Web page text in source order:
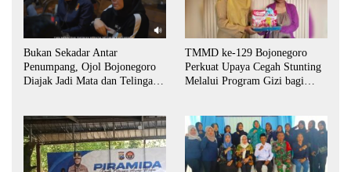
Bukan Sekadar Antar
Penumpang, Ojol Bojonegoro
Diajak Jadi Mata dan Telinga
TMMD ke-129 Bojonegoro
Perkuat Upaya Cegah Stunting
Melalui Program Gizi bagi